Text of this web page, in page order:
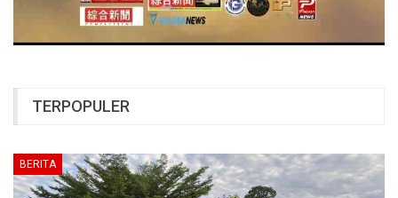
TERPOPULER
BERITA